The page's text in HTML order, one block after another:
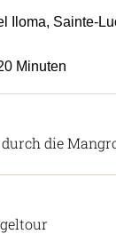
Iloma, Sainte-
Minuten
die